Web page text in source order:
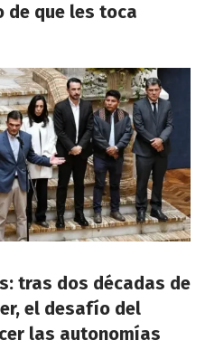
de que les toca
tras dos décadas de
el desafío del
las autonomías